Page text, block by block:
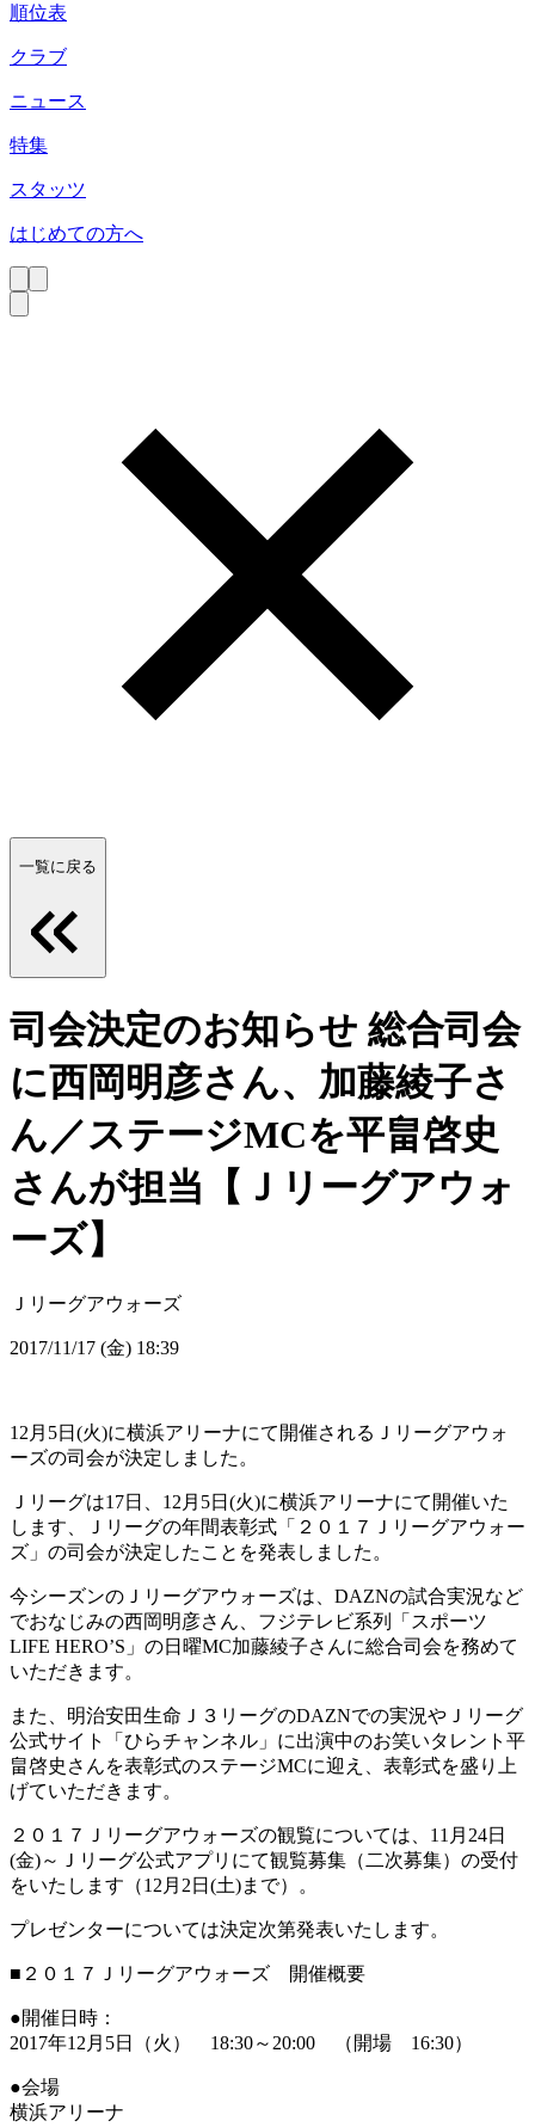
順位表
クラブ
ニュース
特集
スタッツ
はじめての方へ
一覧に戻る
司会決定のお知らせ 総合司会
に西岡明彦さん、加藤綾子さ
ん／ステージMCを平畠啓史
さんが担当【Ｊリーグアウォ
ーズ】
Ｊリーグアウォーズ
2017/11/17 (金) 18:39
12月5日(火)に横浜アリーナにて開催されるＪリーグアウォ
ーズの司会が決定しました。
Ｊリーグは17日、12月5日(火)に横浜アリーナにて開催いた
します、Ｊリーグの年間表彰式「２０１７Ｊリーグアウォー
ズ」の司会が決定したことを発表しました。
今シーズンのＪリーグアウォーズは、DAZNの試合実況など
でおなじみの西岡明彦さん、フジテレビ系列「スポーツ
LIFE HERO’S」の日曜MC加藤綾子さんに総合司会を務めて
いただきます。
また、明治安田生命Ｊ３リーグのDAZNでの実況やＪリーグ
公式サイト「ひらチャンネル」に出演中のお笑いタレント平
畠啓史さんを表彰式のステージMCに迎え、表彰式を盛り上
げていただきます。
２０１７Ｊリーグアウォーズの観覧については、11月24日
(金)～Ｊリーグ公式アプリにて観覧募集（二次募集）の受付
をいたします（12月2日(土)まで）。
プレゼンターについては決定次第発表いたします。
■２０１７Ｊリーグアウォーズ 開催概要
●開催日時：
2017年12月5日（火） 18:30～20:00 （開場 16:30）
●会場
横浜アリーナ